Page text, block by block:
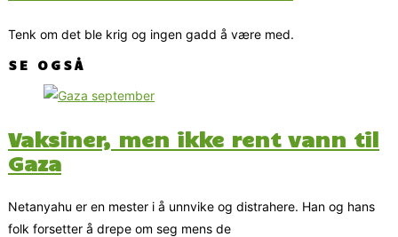
Tenk om det ble krig og ingen gadd å være med.
SE OGSÅ
Vaksiner, men ikke rent vann til
Gaza
Netanyahu er en mester i å unnvike og distrahere. Han og hans
folk forsetter å drepe om seg mens de